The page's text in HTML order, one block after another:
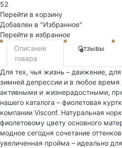
52
Перейти в корзину
Добавлен в "Избранное"
Перейти в избранное
Описание
товара
Отзывы
0
Для тех, чья жизнь – движение,
зимней депрессии и в любое время
активными и жизнерадостными,
нашего каталога – фиолетовая
компании Visconf. Натуральная
фиолетовому цвету основного
модное сегодня сочетание
увеличенная пройма – идеально